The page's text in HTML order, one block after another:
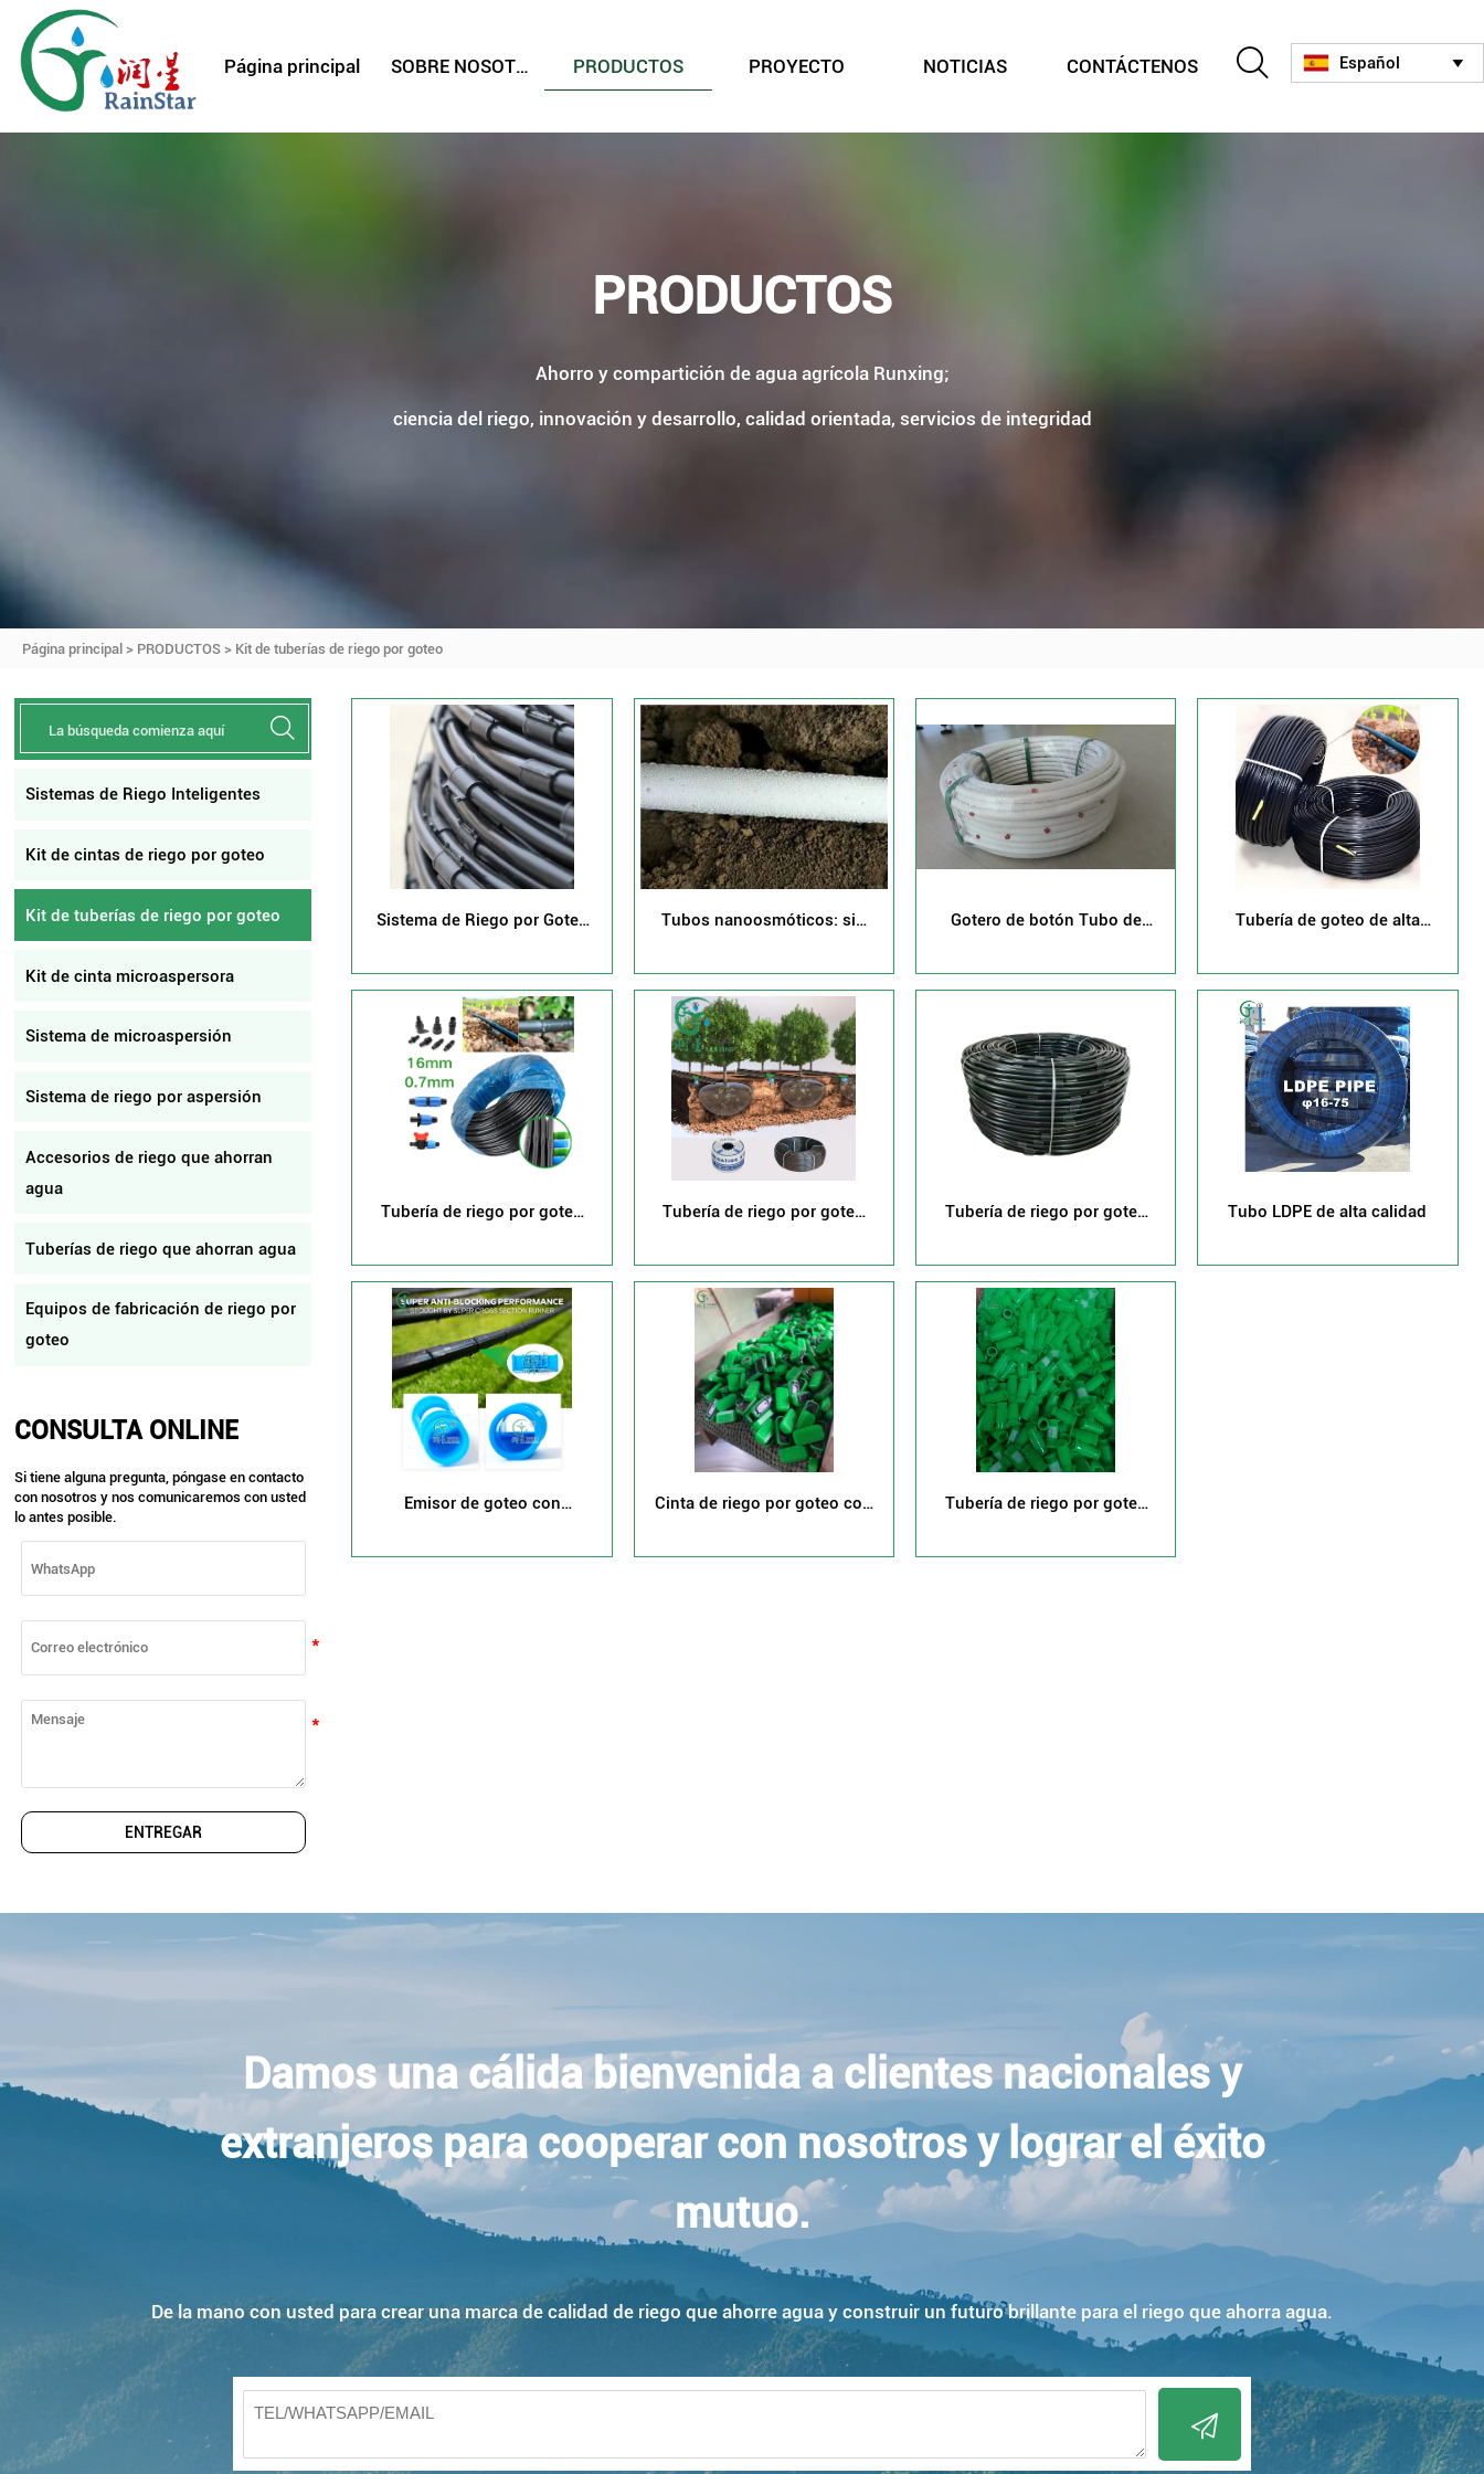
Página principal SOBRE NOSOTROS PRODUCTOS PROYECTO NOTICIAS CONTÁCTENOS  Español 
PRODUCTOS
Ahorro y compartición de agua agrícola Runxing;
ciencia del riego, innovación y desarrollo, calidad orientada, servicios de integridad
Página principal > PRODUCTOS > Kit de tuberías de riego por goteo

Sistemas de Riego Inteligentes
Kit de cintas de riego por goteo
Kit de tuberías de riego por goteo
Kit de cinta microaspersora
Sistema de microaspersión
Sistema de riego por aspersión
Accesorios de riego que ahorran
agua
Tuberías de riego que ahorran agua
Equipos de fabricación de riego por
goteo
CONSULTA ONLINE
Si tiene alguna pregunta, póngase en contacto
con nosotros y nos comunicaremos con usted
lo antes posible.
ENTREGAR
Sistema de Riego por Goteo
Tubos nanoosmóticos: sin
% de ahorro de agua
Gotero de botón Tubo de
Tubería de goteo de alta
Tubería de riego por goteo
Tubería de riego por goteo
Tubería de riego por goteo
Tubo LDPE de alta calidad
Emisor de goteo con
Cinta de riego por goteo con
Tubería de riego por goteo
Damos una cálida bienvenida a clientes nacionales y
extranjeros para cooperar con nosotros y lograr el éxito
mutuo.
De la mano con usted para crear una marca de calidad de riego que ahorre agua y construir un futuro brillante para el riego que ahorra agua.
